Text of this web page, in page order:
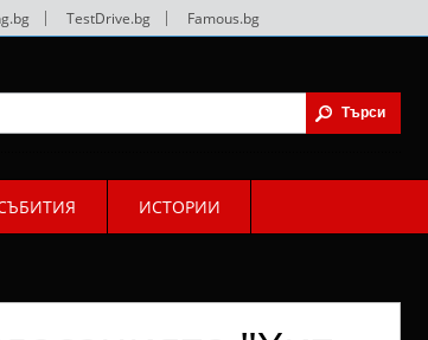
TestDrive.bg Famous.bg
ИСТОРИИ